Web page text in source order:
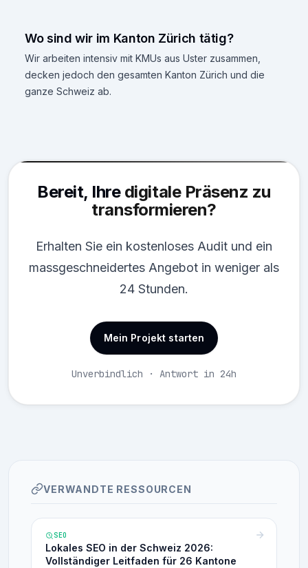
Wo sind wir im Kanton Zürich tätig?
Wir arbeiten intensiv mit KMUs aus Uster zusammen,
decken jedoch den gesamten Kanton Zürich und die
ganze Schweiz ab.
Bereit, Ihre digitale Präsenz zu
transformieren?
Erhalten Sie ein kostenloses Audit und ein
massgeschneidertes Angebot in weniger als
24 Stunden.
Mein Projekt starten
Unverbindlich · Antwort in 24h
VERWANDTE RESSOURCEN
SEO
Lokales SEO in der Schweiz 2026:
Vollständiger Leitfaden für 26 Kantone